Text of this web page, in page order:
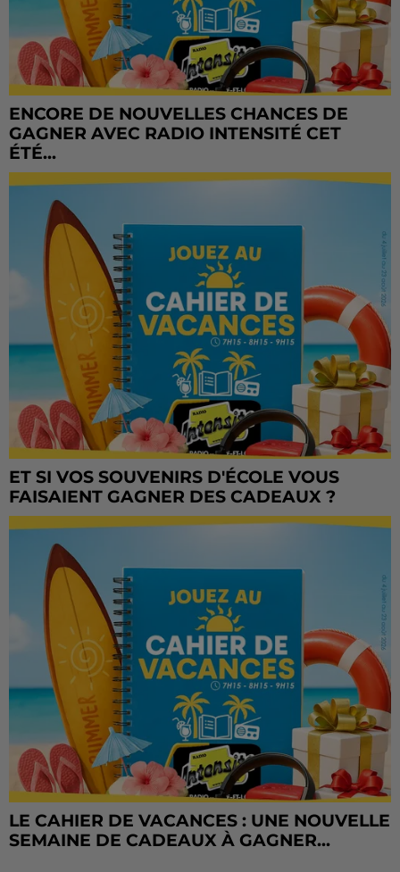
ENCORE DE NOUVELLES CHANCES DE
GAGNER AVEC RADIO INTENSITÉ CET
ÉTÉ...
ET SI VOS SOUVENIRS D'ÉCOLE VOUS
FAISAIENT GAGNER DES CADEAUX ?
LE CAHIER DE VACANCES : UNE NOUVELLE
SEMAINE DE CADEAUX À GAGNER...